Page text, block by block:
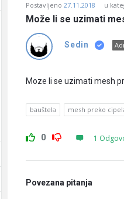
Učene
Latest
Pitanja
Postavljeno 27.11.2018 u
Može li se uzimati
Sedin
Moze li se uzimati mesh
bauštela mesh preko
0 1
Povezana pitanja